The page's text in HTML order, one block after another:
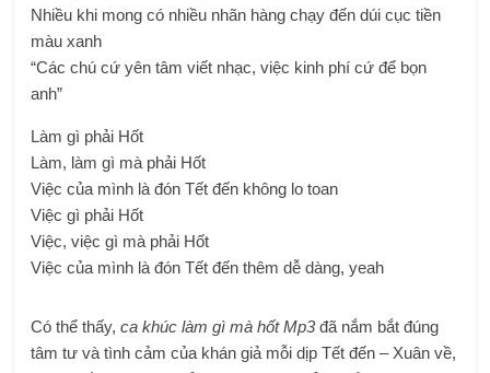
Nhiều khi mong có nhiều nhãn hàng chạy đến dúi cục tiền
màu xanh
“Các chú cứ yên tâm viết nhạc, việc kinh phí cứ để bọn
anh”
Làm gì phải Hốt
Làm, làm gì mà phải Hốt
Việc của mình là đón Tết đến không lo toan
Việc gì phải Hốt
Việc, việc gì mà phải Hốt
Việc của mình là đón Tết đến thêm dễ dàng, yeah
Có thể thấy,ca khúc làm gì mà hốt Mp3đã nắm bắt đúng
tâm tư và tình cảm của khán giả mỗi dịp Tết đến – Xuân về,